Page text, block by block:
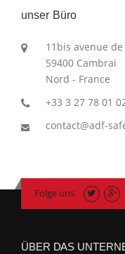
unser Büro
11bis avenue
59400 Cambrai
Nord - France
+33 3 27 78 01
contact@adf-
Folge uns
ÜBER DAS